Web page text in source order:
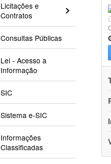
Licitações e
Contratos
Consultas Públicas
Lei - Acesso a
Informação
SIC
Sistema e-SIC
Informações
Classificadas